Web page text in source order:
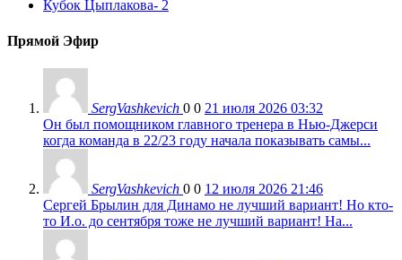
Кубок Цыплакова- 2
Прямой Эфир
SergVashkevich 0 0 21 июля 2026 03:32
Он был помощником главного тренера в Нью-Джерси
когда команда в 22/23 году начала показывать самы...
SergVashkevich 0 0 12 июля 2026 21:46
Сергей Брылин для Динамо не лучший вариант! Но кто-
то И.о. до сентября тоже не лучший вариант! На...